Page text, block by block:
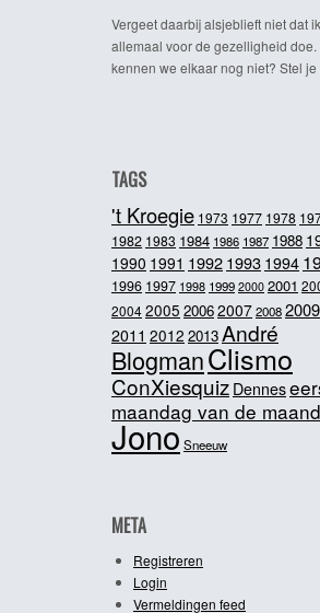
Vergeet daarbij alsjeblieft niet dat
allemaal voor de gezelligheid doe.
kennen we elkaar nog niet? Stel je
TAGS
't Kroegie 1973 1977 1978
1982 1983 1984 1986 1987 1988
1990 1991 19921993 1994
1996 1997 1998 1999 2000 2001
20042005 2006200720082009
2011 2012 2013André
BlogmanClismo
ConXiesquiz Dennes
maandag van de maand
JonoSneeuw
META
Registreren
Login
Vermeldingen feed